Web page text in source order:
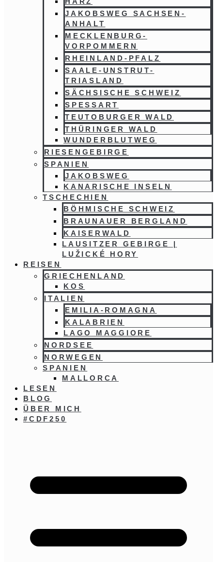
JAKOBSWEG SACHSEN-
ANHALT
MECKLENBURG-
VORPOMMERN
RHEINLAND-PFALZ
SAALE-UNSTRUT-
TRIASLAND
SÄCHSISCHE SCHWEIZ
SPESSART
TEUTOBURGER WALD
THÜRINGER WALD
WUNDERBLUTWEG
RIESENGEBIRGE
SPANIEN
JAKOBSWEG
KANARISCHE INSELN
TSCHECHIEN
BÖHMISCHE SCHWEIZ
BRAUNAUER BERGLAND
KAISERWALD
LAUSITZER GEBIRGE |
LUŽICKÉ HORY
REISEN
GRIECHENLAND
KOS
ITALIEN
EMILIA-ROMAGNA
KALABRIEN
LAGO MAGGIORE
NORDSEE
NORWEGEN
SPANIEN
MALLORCA
LESEN
BLOG
ÜBER MICH
#CDF250